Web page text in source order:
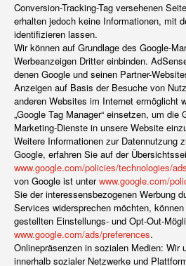
Conversion-Tracking-Tag versehenen
erhalten jedoch keine Informationen, mit
identifizieren lassen.
Wir können auf Grundlage des Google-
Werbeanzeigen Dritter einbinden.
denen Google und seinen Partner-
Anzeigen auf Basis der Besuche von
anderen Websites im Internet ermöglicht
„Google Tag Manager“ einsetzen, um die
Marketing-Dienste in unsere Website
Weitere Informationen zur Datennutzung
Google, erfahren Sie auf der
www.google.com/policies/technologies/ads
von Google ist unterwww.google.com/
Sie der interessensbezogenen Werbung
Services widersprechen möchten,
gestellten Einstellungs- und Opt-Out-
www.google.com/ads/preferences.
Onlinepräsenzen in sozialen Medien: Wir
innerhalb sozialer Netzwerke und